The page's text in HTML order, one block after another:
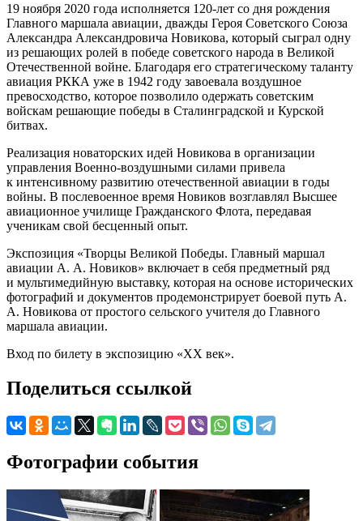
19 ноября 2020 года исполняется 120-лет со дня рождения
Главного маршала авиации, дважды Героя Советского Союза
Александра Александровича Новикова, который сыграл одну
из решающих ролей в победе советского народа в Великой
Отечественной войне. Благодаря его стратегическому таланту
авиация РККА уже в 1942 году завоевала воздушное
превосходство, которое позволило одержать советским
войскам решающие победы в Сталинградской и Курской
битвах.
Реализация новаторских идей Новикова в организации
управления Военно-воздушными силами привела
к интенсивному развитию отечественной авиации в годы
войны. В послевоенное время Новиков возглавлял Высшее
авиационное училище Гражданского Флота, передавая
ученикам свой бесценный опыт.
Экспозиция «Творцы Великой Победы. Главный маршал
авиации А. А. Новиков» включает в себя предметный ряд
и мультимедийную выставку, которая на основе исторических
фотографий и документов продемонстрирует боевой путь А.
А. Новикова от простого сельского учителя до Главного
маршала авиации.
Вход по билету в экспозицию «ХХ век».
Поделиться ссылкой
Фотографии события